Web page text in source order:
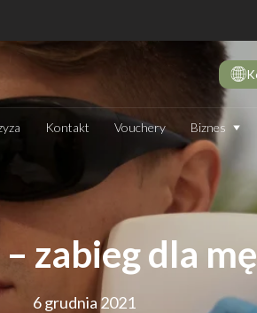
Kontakt Vouchery Biznes
zabieg dla
6 grudnia 2021